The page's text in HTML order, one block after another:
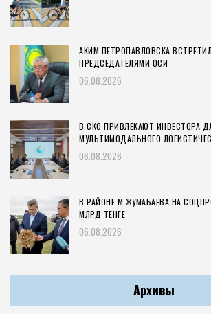
АКИМ ПЕТРОПАВЛОВСКА
ПРЕДСЕДАТЕЛЯМИ ОСИ
06.08.2026
В СКО ПРИВЛЕКАЮТ ИНВЕСТОРА
МУЛЬТИМОДАЛЬНОГО
06.08.2026
В РАЙОНЕ М.ЖУМАБАЕВА НА
МЛРД ТЕНГЕ
06.08.2026
Архивы